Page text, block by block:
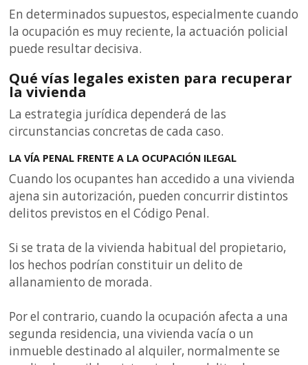
En determinados supuestos, especialmente cuando
la ocupación es muy reciente, la actuación policial
puede resultar decisiva.
Qué vías legales existen para recuperar
la vivienda
La estrategia jurídica dependerá de las
circunstancias concretas de cada caso.
LA VÍA PENAL FRENTE A LA OCUPACIÓN ILEGAL
Cuando los ocupantes han accedido a una vivienda
ajena sin autorización, pueden concurrir distintos
delitos previstos en el Código Penal.
Si se trata de la vivienda habitual del propietario,
los hechos podrían constituir un delito de
allanamiento de morada.
Por el contrario, cuando la ocupación afecta a una
segunda residencia, una vivienda vacía o un
inmueble destinado al alquiler, normalmente se